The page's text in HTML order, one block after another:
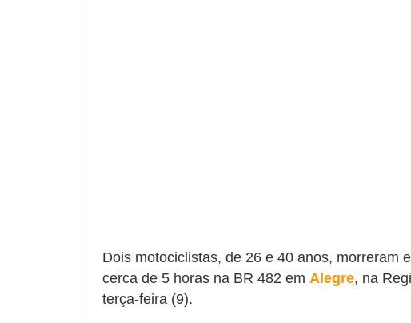
Dois motociclistas, de 26 e 40 anos, morreram
cerca de 5 horas na BR 482 em Alegre, na
terça-feira (9).